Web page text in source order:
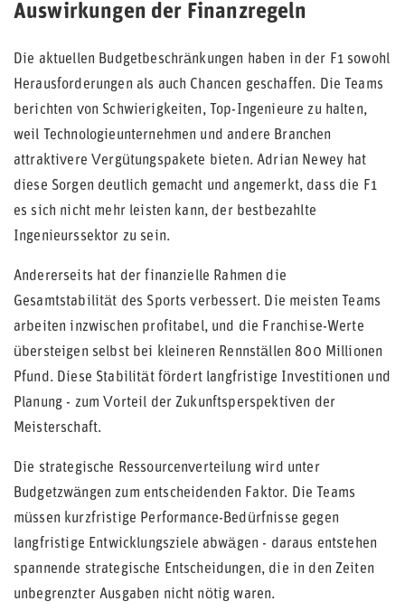
Auswirkungen der Finanzregeln
Die aktuellen Budgetbeschränkungen haben in der F1 sowohl
Herausforderungen als auch Chancen geschaffen. Die Teams
berichten von Schwierigkeiten, Top-Ingenieure zu halten,
weil Technologieunternehmen und andere Branchen
attraktivere Vergütungspakete bieten. Adrian Newey hat
diese Sorgen deutlich gemacht und angemerkt, dass die F1
es sich nicht mehr leisten kann, der bestbezahlte
Ingenieurssektor zu sein.
Andererseits hat der finanzielle Rahmen die
Gesamtstabilität des Sports verbessert. Die meisten Teams
arbeiten inzwischen profitabel, und die Franchise-Werte
übersteigen selbst bei kleineren Rennställen 800 Millionen
Pfund. Diese Stabilität fördert langfristige Investitionen und
Planung - zum Vorteil der Zukunftsperspektiven der
Meisterschaft.
Die strategische Ressourcenverteilung wird unter
Budgetzwängen zum entscheidenden Faktor. Die Teams
müssen kurzfristige Performance-Bedürfnisse gegen
langfristige Entwicklungsziele abwägen - daraus entstehen
spannende strategische Entscheidungen, die in den Zeiten
unbegrenzter Ausgaben nicht nötig waren.